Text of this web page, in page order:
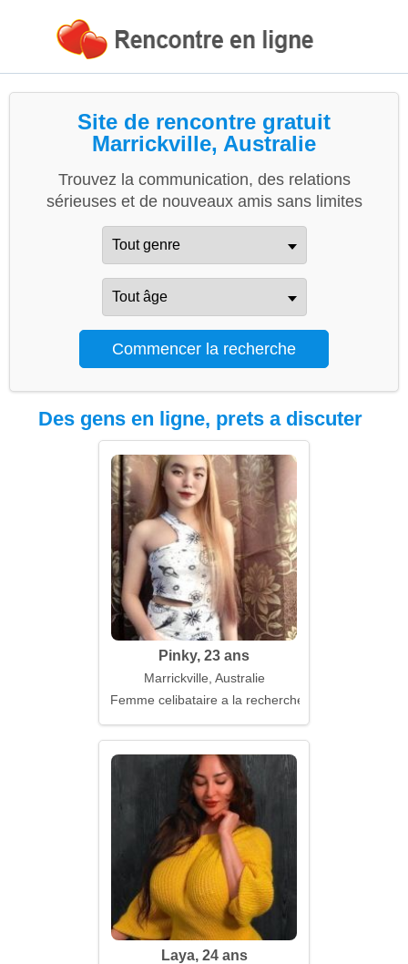
Site de rencontre gratuit
Marrickville, Australie
Trouvez la communication, des relations
sérieuses et de nouveaux amis sans limites
Des gens en ligne, prets a discuter
Pinky, 23 ans
Marrickville, Australie
Femme celibataire a la recherche d'un mari
Laya, 24 ans